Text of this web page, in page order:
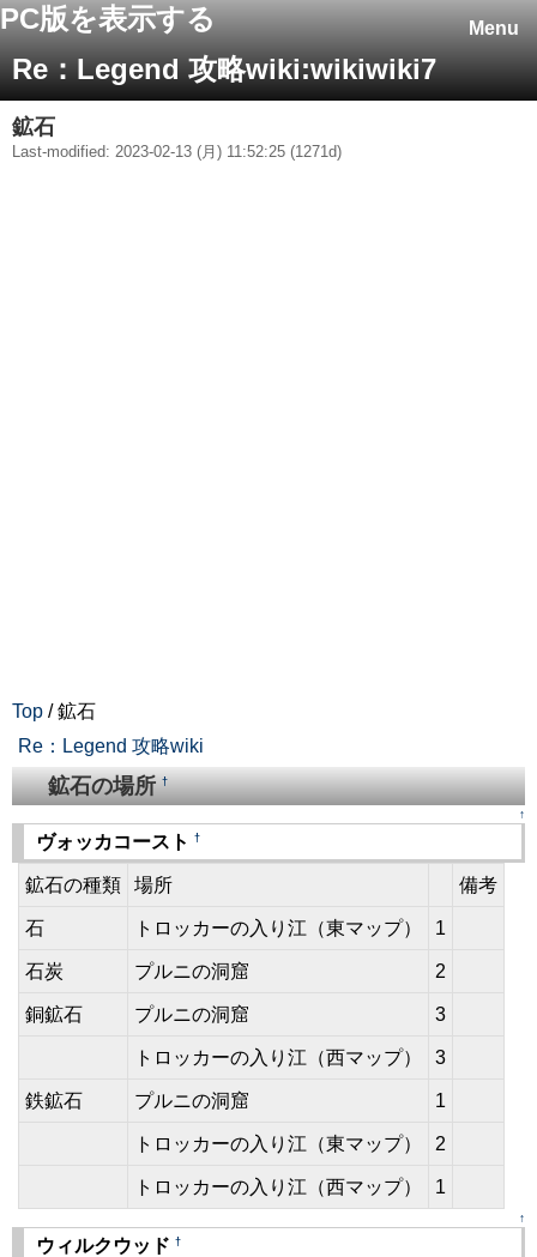
Menu
PC版を表示する
Re：Legend 攻略wiki:wikiwiki7
鉱石
Last-modified: 2023-02-13 (月) 11:52:25 (1271d)
Top / 鉱石
Re：Legend 攻略wiki
鉱石の場所†
↑
ヴォッカコースト †
鉱石の種類 場所 備考
石 トロッカーの入り江（東マップ） 1
石炭 プルニの洞窟 2
銅鉱石 プルニの洞窟 3
トロッカーの入り江（西マップ） 3
鉄鉱石 プルニの洞窟 1
トロッカーの入り江（東マップ） 2
トロッカーの入り江（西マップ） 1
↑
ウィルクウッド †